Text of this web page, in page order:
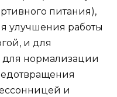
питания),
улучшения работы
и для
нормализации
и